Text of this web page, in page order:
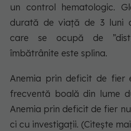
un control hematologic.
durată de viață de 3 luni
care se ocupă de
îmbătrânite este splina.
Anemia prin deficit de fier
frecventă boală din lume
Anemia prin deficit de fier
ci cu investigații. (Citește